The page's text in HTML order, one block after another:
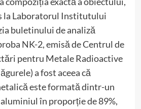
la Laboratorul Institutului
buletinului de analiză
NK-2, emisă de Centrul de
pentru Metale Radioactive
a fost aceea că
este formată dintr-un
în proporție de 89%,